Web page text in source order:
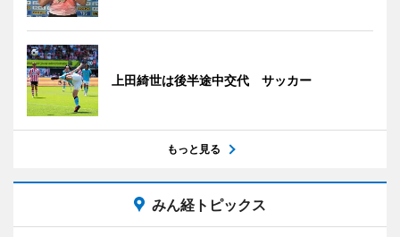
上田綺世は後半途中交代 サッカー
もっと見る
みん経トピックス